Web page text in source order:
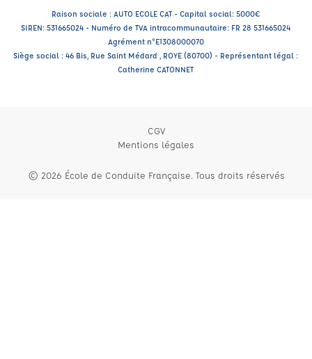
Raison sociale : AUTO ECOLE CAT - Capital social: 5000€
SIREN: 531665024 - Numéro de TVA intracommunautaire: FR 28 531665024
Agrément n°E1308000070
Siège social : 46 Bis, Rue Saint Médard , ROYE (80700) - Représentant légal :
Catherine CATONNET
CGV
Mentions légales
© 2026 École de Conduite Française. Tous droits réservés